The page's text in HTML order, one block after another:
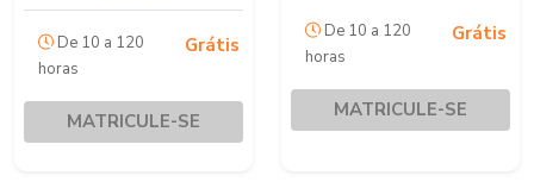
De 10 a 120
horas
Grátis
MATRICULE-SE
De 10 a 120
horas
Grátis
MATRICULE-SE